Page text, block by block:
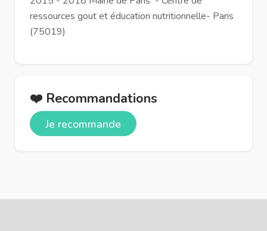
ressources gout et éducation nutritionnelle- Paris
(75019)
❤️ Recommandations
Je recommande